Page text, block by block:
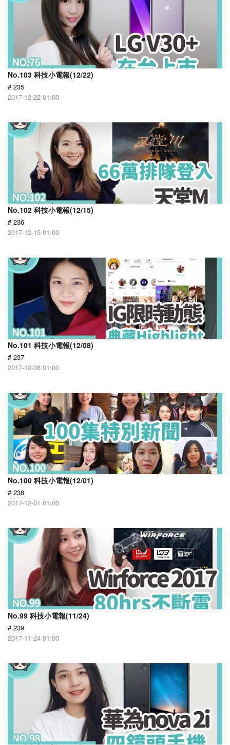
No.103 科技小電報(12/22)
# 235
2017-12-22 01:00
No.102 科技小電報(12/15)
# 236
2017-12-15 01:00
No.101 科技小電報(12/08)
# 237
2017-12-08 01:00
No.100 科技小電報(12/01)
# 238
2017-12-01 01:00
No.99 科技小電報(11/24)
# 239
2017-11-24 01:00